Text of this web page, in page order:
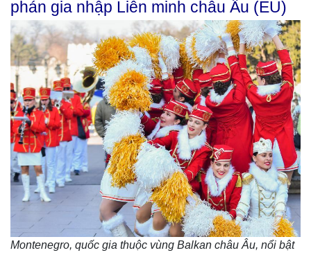
phán gia nhập Liên minh châu Âu (EU)
Montenegro, quốc gia thuộc vùng Balkan châu Âu, nổi bật